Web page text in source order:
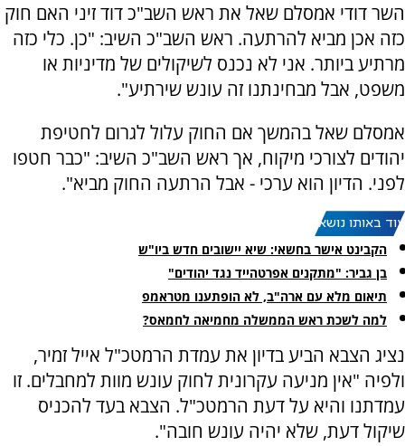
השר דודי אמסלם שאל את ראש השב"כ דוד זיני האם חוק
כזה אכן מביא להרתעה. ראש השב"כ השיב: "כן. כלי כזה
מרתיע ביותר. אני לא נכנס לשיקולים של מדיניות או
משפט, אבל מבחינתנו זה עונש שירתיע".
אמסלם שאל בהמשך אם החוק עלול לגרום לחטיפת
יהודים לצורכי מיקוח, אך ראש השב"כ השיב: "כבר חטפו
לפני. הדיון הוא ערכי - אבל הרתעה החוק מביא".
עוד באותו נושא:
הקבינט אישר בחשאי: שיא יישובים חדש ביו"ש
בן גביר: "מתקנים אפרטהייד נגד יהודים"
תיאום מלא עם ארה"ב, לא הופתענו מטראמפ
למה לשכת ראש הממשלה מחמיאה לחמאס?
נציג הצבא הביע בדיון את עמדת הרמטכ"ל אייל זמיר,
ולפיה "אין מניעה עקרונית לחוק עונש מוות למחבלים. זו
עמדתנו והיא על דעת הרמטכ"ל. הצבא בעד להכניס
שיקול דעת, שלא יהיה עונש חובה".